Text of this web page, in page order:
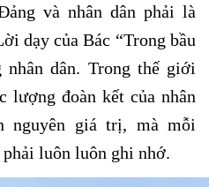
và nhân dân phải là
dạy của Bác “Trong bầu
dân. Trong thế giới
lượng đoàn kết của nhân
nguyên giá trị, mà mỗi
luôn luôn ghi nhớ.